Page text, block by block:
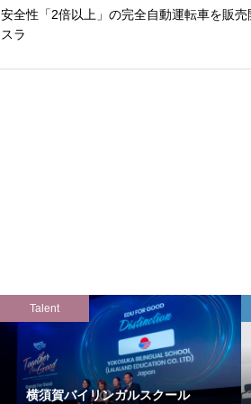
安全性「2倍以上」の完全自動運転車を販
スラ
Talent
横須賀バイリンガルスクール